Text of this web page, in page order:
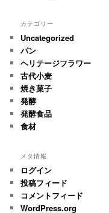
カテゴリー
Uncategorized
パン
ヘリテージフラワー
古代小麦
焼き菓子
発酵
発酵食品
食材
メタ情報
ログイン
投稿フィード
コメントフィード
WordPress.org